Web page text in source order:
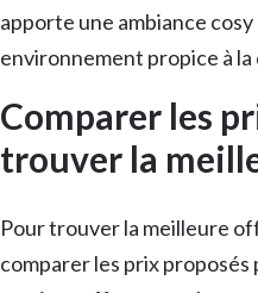
apporte une ambiance
environnement propice à
Comparer les
trouver la
Pour trouver la meilleure
comparer les prix